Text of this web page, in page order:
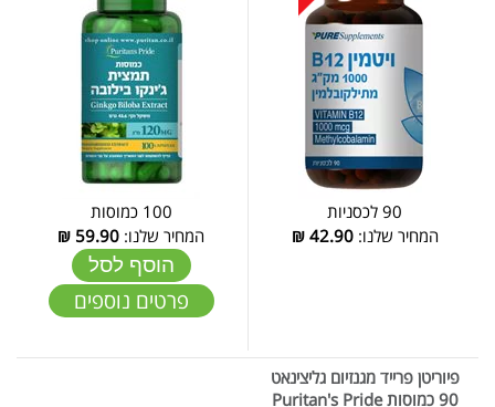
90 לכסניות
המחיר שלנו:42.90
₪
100 כמוסות
המחיר שלנו: 59.90
₪
הוסף לסל
פרטים נוספים
פיוריטן פרייד מגנזיום גליצינאט
90 כמוסות Puritan's Pride